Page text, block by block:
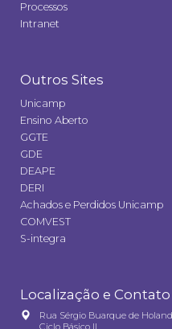
Processos
Intranet
Outros Sites
Unicamp
Ensino Aberto
GGTE
GDE
DEAPE
DERI
Achados e Perdidos Unicamp
COMVEST
S-integra
Localização e Contato
Rua Sérgio Buarque de
Ciclo Básico II